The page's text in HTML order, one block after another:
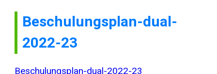
Beschulungsplan-dual-
2022-23
Beschulungsplan-dual-2022-23